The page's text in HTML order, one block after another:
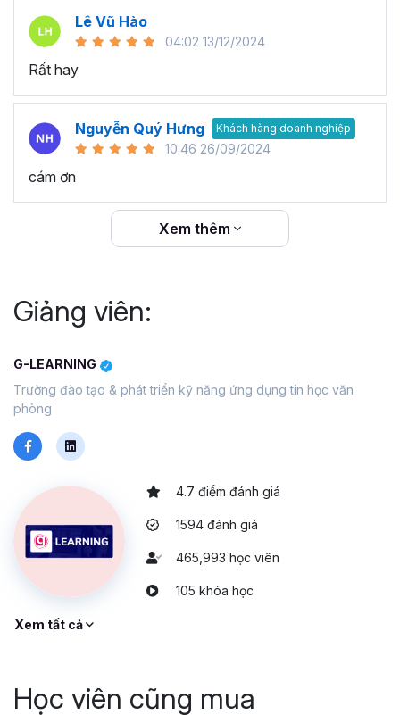
Lê Vũ Hào
04:02 13/12/2024
Rất hay
Nguyễn Quý Hưng Khách hàng doanh nghiệp
10:46 26/09/2024
cám ơn
Xem thêm
Giảng viên:
G-LEARNING
Trường đào tạo & phát triển kỹ năng ứng dụng tin học văn
phòng
4.7 điểm đánh giá
1594 đánh giá
465,993 học viên
105 khóa học
Xem tất cả
Học viên cũng mua